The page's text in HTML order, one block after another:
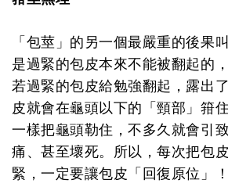
「包莖」的另一個最嚴重的後果
是過緊的包皮本來不能被翻起的
若過緊的包皮給勉強翻起，露出
皮就會在龜頭以下的「頸部」箝
一樣把龜頭勒住，不多久就會引
痛、甚至壞死。所以，每次把包
緊，一定要讓包皮「回復原位」！